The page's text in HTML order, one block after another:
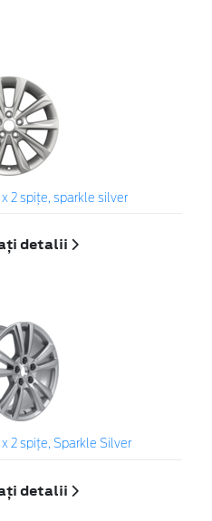
2 spiţe, sparkle silver
detalii
2 spiţe, Sparkle Silver
detalii